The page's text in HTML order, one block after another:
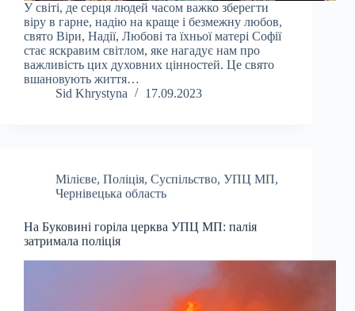
У світі, де серця людей часом важко зберегти
віру в гарне, надію на краще і безмежну любов,
свято Віри, Надії, Любові та їхньої матері Софії
стає яскравим світлом, яке нагадує нам про
важливість цих духовних цінностей. Це свято
вшановують життя…
Sid Khrystyna
17.09.2023
Мілієве, Поліція, Суспільство, УПЦ МП,
Чернівецька область
На Буковині горіла церква УПЦ МП: палія
затримала поліція